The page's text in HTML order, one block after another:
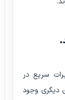
سریع در
دیگری وجود